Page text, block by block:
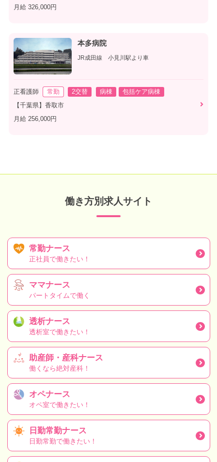
月給 326,000円
本多病院
JR成田線 小見川駅より車
正看護師 常勤 2交替 病棟
包括ケア病棟
【千葉県】香取市
月給 256,000円
働き方別求人サイト
常勤ナース
正社員で働きたい！
ママナース
パートタイムで働く
透析ナース
透析室で働きたい！
助産師・産科ナース
働くなら絶対産科！
オペナース
オペ室で働きたい！
日勤常勤ナース
日勤常勤で働きたい！